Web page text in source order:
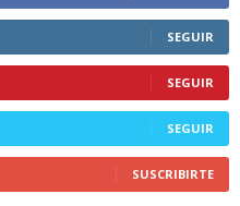
SEGUIR
SEGUIR
SEGUIR
SUSCRIBIRTE